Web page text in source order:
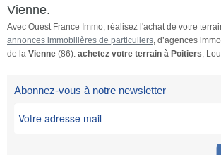
paysager,
piscine ou
de
vigueur.
Vienne.
Avec Ouest France Immo, réalisez l'achat de votre
annonces immobilières de particuliers, d’agences
de la Vienne (86). achetez votre terrain à Poitiers,
Abonnez-vous à notre newsletter